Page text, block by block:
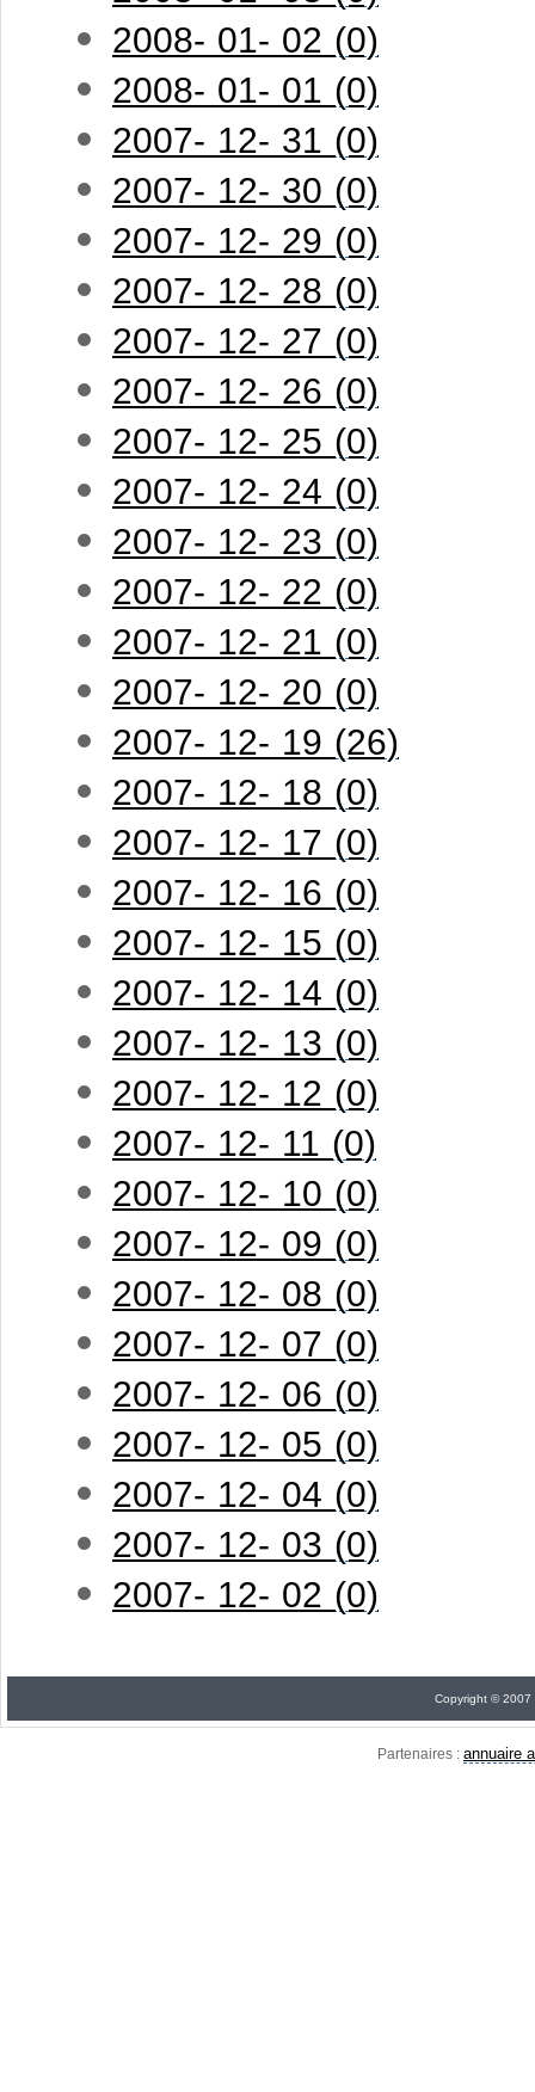
2008- 01- 02 (0)
2008- 01- 01 (0)
2007- 12- 31 (0)
2007- 12- 30 (0)
2007- 12- 29 (0)
2007- 12- 28 (0)
2007- 12- 27 (0)
2007- 12- 26 (0)
2007- 12- 25 (0)
2007- 12- 24 (0)
2007- 12- 23 (0)
2007- 12- 22 (0)
2007- 12- 21 (0)
2007- 12- 20 (0)
2007- 12- 19 (26)
2007- 12- 18 (0)
2007- 12- 17 (0)
2007- 12- 16 (0)
2007- 12- 15 (0)
2007- 12- 14 (0)
2007- 12- 13 (0)
2007- 12- 12 (0)
2007- 12- 11 (0)
2007- 12- 10 (0)
2007- 12- 09 (0)
2007- 12- 08 (0)
2007- 12- 07 (0)
2007- 12- 06 (0)
2007- 12- 05 (0)
2007- 12- 04 (0)
2007- 12- 03 (0)
2007- 12- 02 (0)
Copyright © 2007
Partenaires : annuaire